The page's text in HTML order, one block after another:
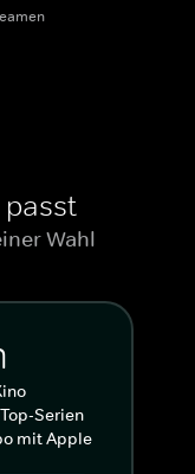
Wahl
Serien
mit Apple